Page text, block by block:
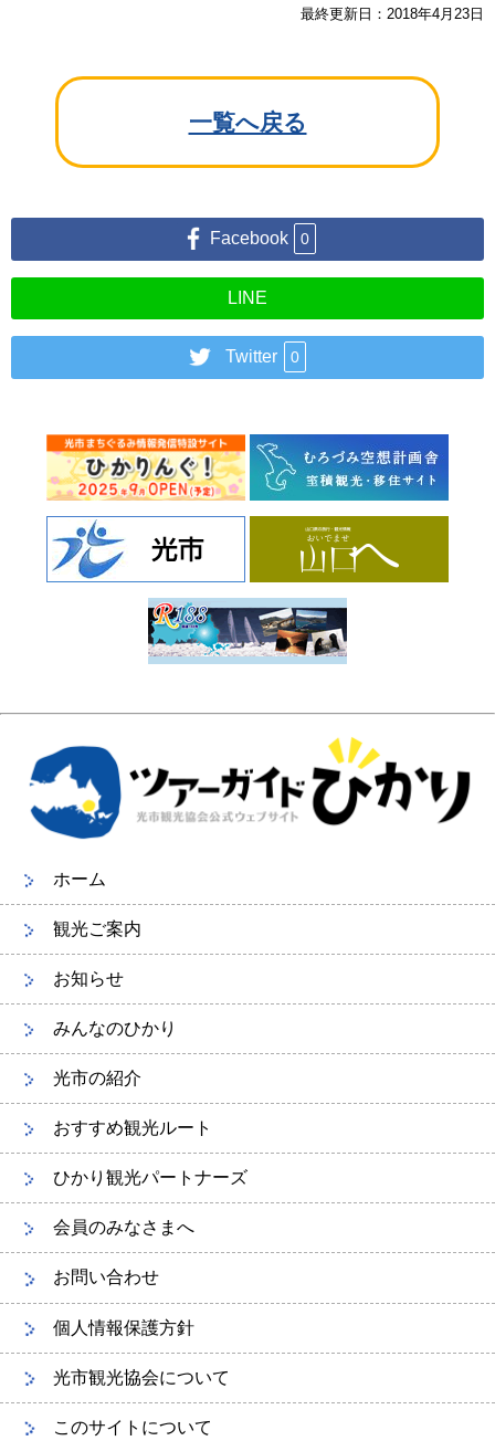
最終更新日：2018年4月23日
一覧へ戻る
Facebook 0
LINE
Twitter 0
ホーム
観光ご案内
お知らせ
みんなのひかり
光市の紹介
おすすめ観光ルート
ひかり観光パートナーズ
会員のみなさまへ
お問い合わせ
個人情報保護方針
光市観光協会について
このサイトについて